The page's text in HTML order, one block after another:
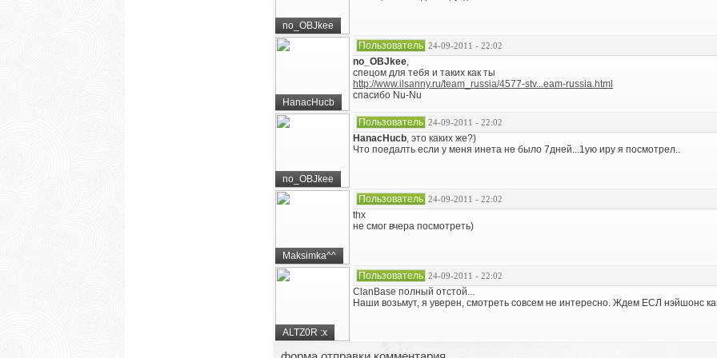
no_OBJkee
HanacHucb
Пользователь 24-09-2011 - 22:02
no_OBJkee,
спецом для тебя и таких как ты
http://www.ilsanny.ru/team_russia/4577-stv...eam-russia.html
спасибо Nu-Nu
no_OBJkee
Пользователь 24-09-2011 - 22:02
HanacHucb, это каких же?)
Что поедалть если у меня инета не было 7дней...1ую иру я посмотрел..
Maksimka^^
Пользователь 24-09-2011 - 22:02
thx
не смог вчера посмотреть)
ALTZ0R :x
Пользователь 24-09-2011 - 22:02
ClanBase полный отстой...
Наши возьмут, я уверен, смотреть совсем не интересно. Ждем ЕСЛ нэйшонс